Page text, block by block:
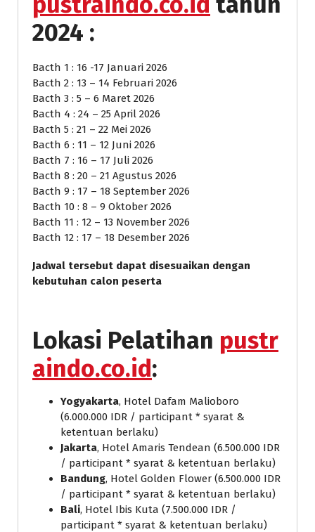
2024 :
Bacth 1 : 16 -17 Januari 2026
Bacth 2 : 13 – 14 Februari 2026
Bacth 3 : 5 – 6 Maret 2026
Bacth 4 : 24 – 25 April 2026
Bacth 5 : 21 – 22 Mei 2026
Bacth 6 : 11 – 12 Juni 2026
Bacth 7 : 16 – 17 Juli 2026
Bacth 8 : 20 – 21 Agustus 2026
Bacth 9 : 17 – 18 September 2026
Bacth 10 : 8 – 9 Oktober 2026
Bacth 11 : 12 – 13 November 2026
Bacth 12 : 17 – 18 Desember 2026
Jadwal tersebut dapat disesuaikan dengan
kebutuhan calon peserta
Lokasi Pelatihan pustr
aindo.co.id:
Yogyakarta, Hotel Dafam Malioboro
(6.000.000 IDR / participant * syarat &
ketentuan berlaku)
Jakarta, Hotel Amaris Tendean (6.500.000 IDR
/ participant * syarat & ketentuan berlaku)
Bandung, Hotel Golden Flower (6.500.000 IDR
/ participant * syarat & ketentuan berlaku)
Bali, Hotel Ibis Kuta (7.500.000 IDR /
participant * syarat & ketentuan berlaku)